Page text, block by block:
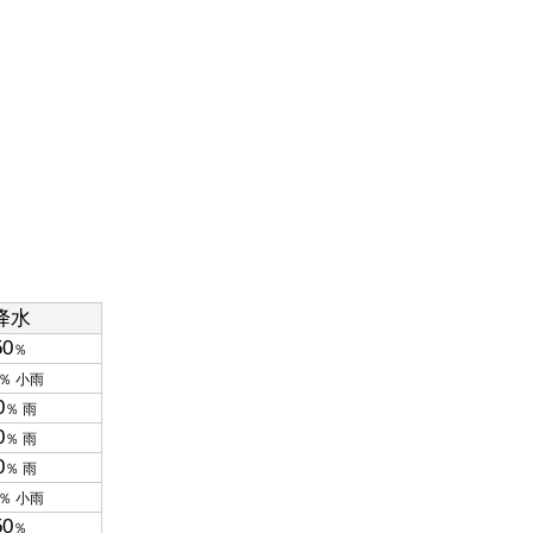
水
％
小雨
％ 雨
％ 雨
％ 雨
小雨
％